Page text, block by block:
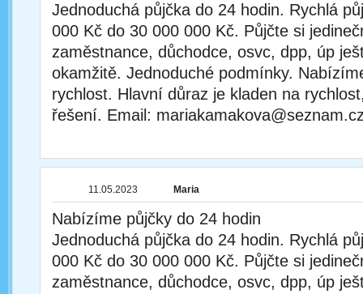
Jednoduchá půjčka do 24 hodin. Rychlá
000 Kč do 30 000 000 Kč. Půjčte si
zaměstnance, důchodce, osvc, dpp, úp
okamžitě. Jednoduché podmínky.
rychlost. Hlavní důraz je kladen na
řešení. Email:
11.05.2023 Maria
Nabízíme půjčky do 24 hodin
Jednoduchá půjčka do 24 hodin. Rychlá
000 Kč do 30 000 000 Kč. Půjčte si
zaměstnance, důchodce, osvc, dpp, úp